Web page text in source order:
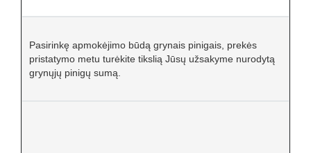
Pasirinkę apmokėjimo būdą grynais pinigais, prekės
pristatymo metu turėkite tikslią Jūsų užsakyme nurodytą
grynųjų pinigų sumą.